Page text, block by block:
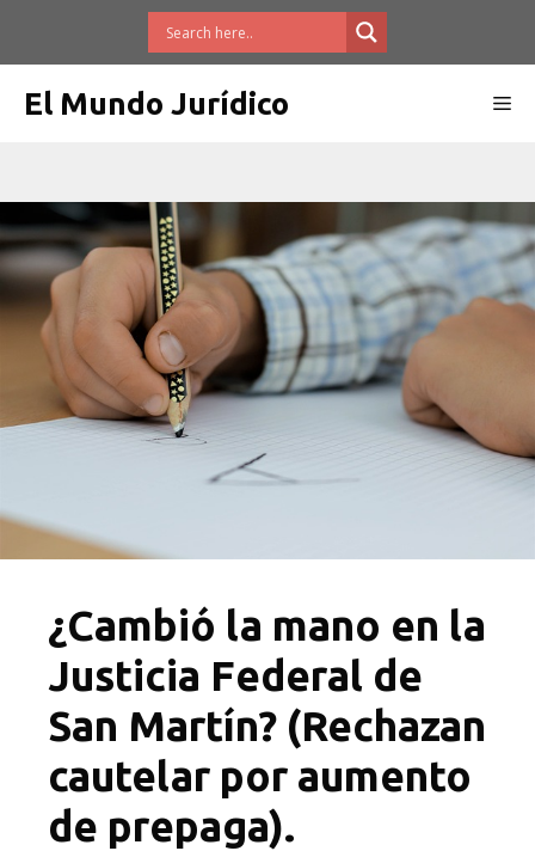
El Mundo Jurídico
¿Cambió la mano en la
Justicia Federal de
San Martín? (Rechazan
cautelar por aumento
de prepaga).